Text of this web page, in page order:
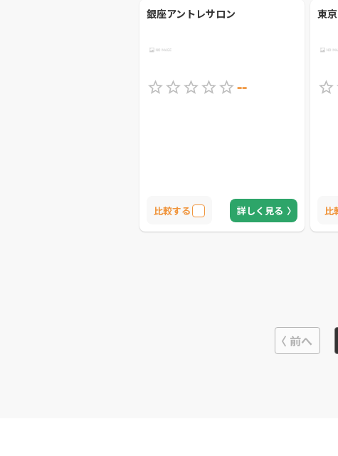
の店舗の利用が可能。ブランド力のあ
最大20名まで収容可能なセミナールー
ビジネスに最適でしょう。
来ま
す。
銀座アントレサロン
--
比較する 詳しく見る
東
比
前へ